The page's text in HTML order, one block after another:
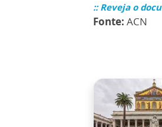
:: Reveja o
Fonte: ACN